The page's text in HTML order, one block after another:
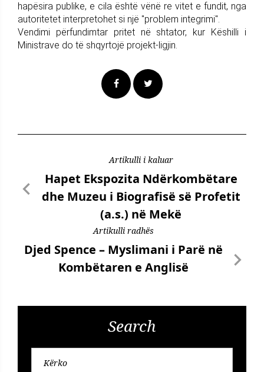
hapësira publike, e cila është vënë re vitet e fundit, nga
autoritetet interpretohet si një "problem integrimi".
Vendimi përfundimtar pritet në shtator, kur Këshilli i
Ministrave do të shqyrtojë projekt-ligjin.
Artikulli i kaluar
Hapet Ekspozita Ndërkombëtare
dhe Muzeu i Biografisë së Profetit
(a.s.) në Mekë
Artikulli radhës
Djed Spence – Myslimani i Parë në
Kombëtaren e Anglisë
Search